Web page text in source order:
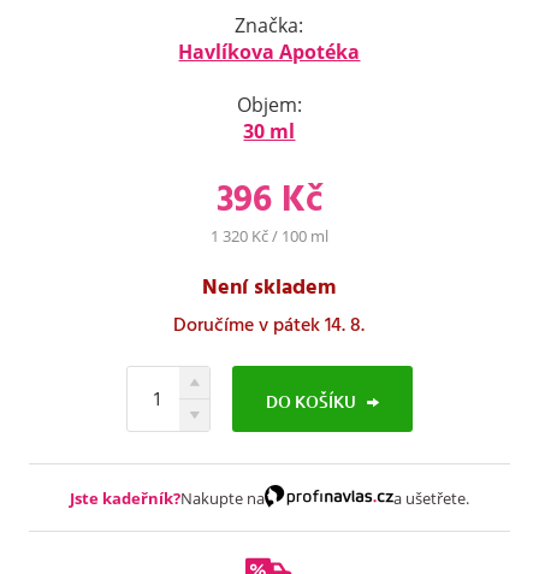
Značka:
Havlíkova Apotéka
Objem:
30 ml
396 Kč
1 320 Kč / 100 ml
Není skladem
Doručíme v pátek 14. 8.
DO KOŠÍKU
Jste kadeřník?Nakupte na a ušetřete.